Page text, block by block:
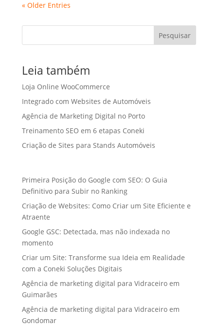
« Older Entries
Pesquisar
Leia também
Loja Online WooCommerce
Integrado com Websites de Automóveis
Agência de Marketing Digital no Porto
Treinamento SEO em 6 etapas Coneki
Criação de Sites para Stands Automóveis
Primeira Posição do Google com SEO: O Guia
Definitivo para Subir no Ranking
Criação de Websites: Como Criar um Site Eficiente e
Atraente
Google GSC: Detectada, mas não indexada no
momento
Criar um Site: Transforme sua Ideia em Realidade
com a Coneki Soluções Digitais
Agência de marketing digital para Vidraceiro em
Guimarães
Agência de marketing digital para Vidraceiro em
Gondomar